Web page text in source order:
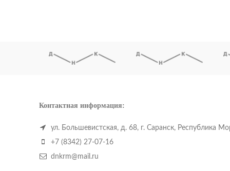
Контактная информация:
ул. Большевистская, д. 68, г. Саранск, Республика
+7 (8342) 27-07-16
dnkrm@mail.ru